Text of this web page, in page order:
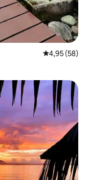
Calificación
4,95 (58)